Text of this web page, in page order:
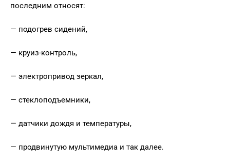
последним относят:
— подогрев сидений,
— круиз-контроль,
— электропривод зеркал,
— стеклоподъемники,
— датчики дождя и температуры,
— продвинутую мультимедиа и так далее.